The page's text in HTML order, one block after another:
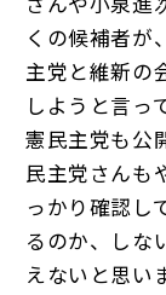
くの候補者が
主党と維新の
しようと言っ
憲民主党も公
民主党さんも
っかり確認し
るのか、しな
えないと思い